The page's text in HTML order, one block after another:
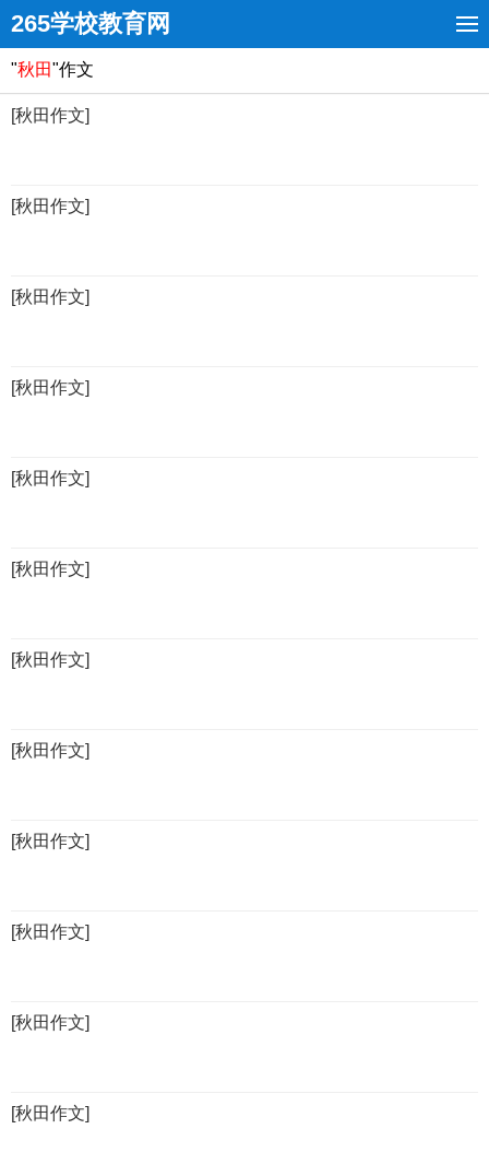
265学校教育网
"秋田"作文
[秋田作文]
[秋田作文]
[秋田作文]
[秋田作文]
[秋田作文]
[秋田作文]
[秋田作文]
[秋田作文]
[秋田作文]
[秋田作文]
[秋田作文]
[秋田作文]